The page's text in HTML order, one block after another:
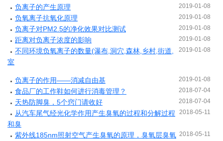
2019-01-08
负离子的产生原理
2019-01-08
负氧离子抗氧化原理
2019-01-08
负离子对PM2.5的净化效果对比测试
2019-01-08
距离对负离子浓度的影响
2019-01-08
不同环境负氧离子的数量(瀑布,洞穴,森林,乡村,街道,
室
2019-01-08
负离子的作用——消减自由基
2018-07-04
食品厂的工作鞋如何进行消毒管理？
2018-07-04
天热防脚臭，5个窍门请收好
2018-05-11
从汽车尾气经光化学作用产生臭氧的过程和分解过程
和臭
2018-05-11
紫外线185nm照射空气产生臭氧的原理，臭氧层臭氧